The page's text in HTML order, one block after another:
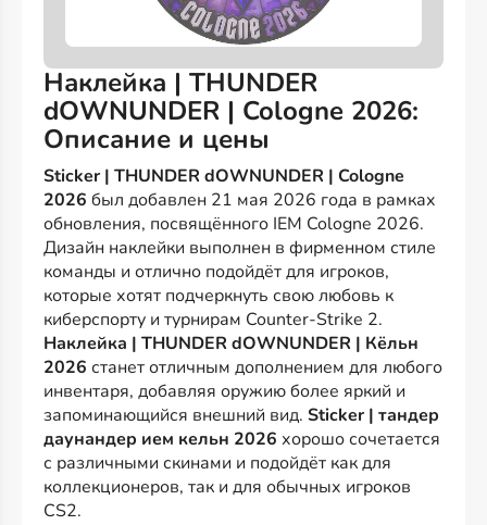
Наклейка | THUNDER
dOWNUNDER | Cologne 2026:
Описание и цены
Sticker | THUNDER dOWNUNDER | Cologne
2026 был добавлен 21 мая 2026 года в рамках
обновления, посвящённого IEM Cologne 2026.
Дизайн наклейки выполнен в фирменном стиле
команды и отлично подойдёт для игроков,
которые хотят подчеркнуть свою любовь к
киберспорту и турнирам Counter-Strike 2.
Наклейка | THUNDER dOWNUNDER | Кёльн
2026 станет отличным дополнением для любого
инвентаря, добавляя оружию более яркий и
запоминающийся внешний вид. Sticker | тандер
даунандер ием кельн 2026 хорошо сочетается
с различными скинами и подойдёт как для
коллекционеров, так и для обычных игроков
CS2.